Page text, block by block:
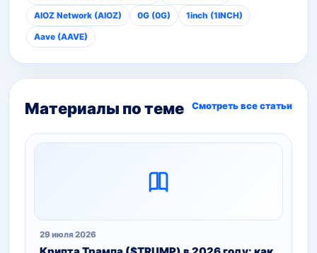
AIOZ Network (AIOZ) 0G (0G) 1inch (1INCH)
Aave (AAVE)
Материалы по теме Смотреть все статьи
29 июля 2026